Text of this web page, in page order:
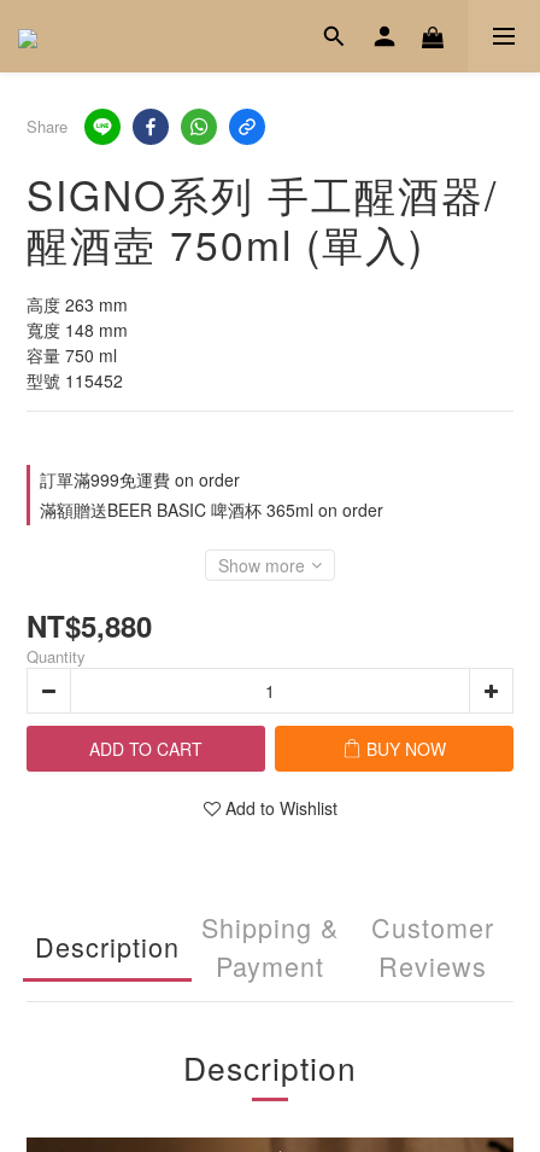
Share
SIGNO系列 手工醒酒器/
醒酒壺 750ml (單入)
高度 263 mm
寬度 148 mm
容量 750 ml
型號 115452
訂單滿999免運費 on order
滿額贈送BEER BASIC 啤酒杯 365ml on order
Show more
NT$5,880
Quantity
ADD TO CART BUY NOW
Add to Wishlist
Description
Shipping &
Payment
Customer
Reviews
Description